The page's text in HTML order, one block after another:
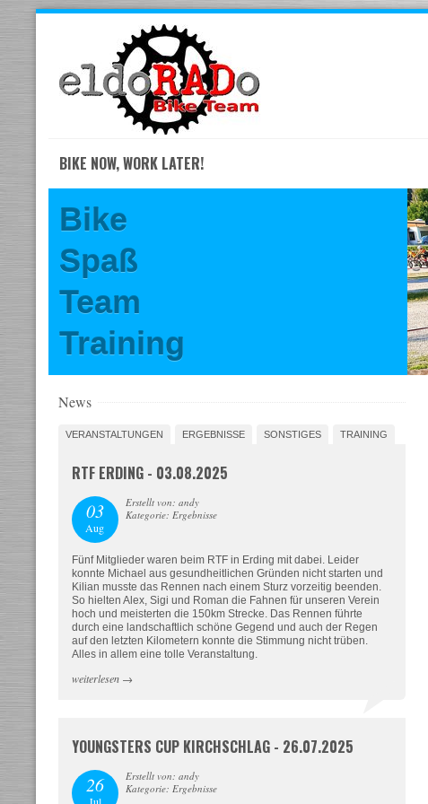
content
BIKE NOW, WORK LATER!
Bike
Spaß
Team
Training
News
VERANSTALTUNGEN ERGEBNISSE SONSTIGES TRAINING
RTF ERDING - 03.08.2025
03
Aug
Erstellt von: andy
Kategorie: Ergebnisse
Fünf Mitglieder waren beim RTF in Erding mit dabei. Leider
konnte Michael aus gesundheitlichen Gründen nicht starten und
Kilian musste das Rennen nach einem Sturz vorzeitig beenden.
So hielten Alex, Sigi und Roman die Fahnen für unseren Verein
hoch und meisterten die 150km Strecke. Das Rennen führte
durch eine landschaftlich schöne Gegend und auch der Regen
auf den letzten Kilometern konnte die Stimmung nicht trüben.
Alles in allem eine tolle Veranstaltung.
weiterlesen→
YOUNGSTERS CUP KIRCHSCHLAG - 26.07.2025
26
Erstellt von: andy
Kategorie: Ergebnisse